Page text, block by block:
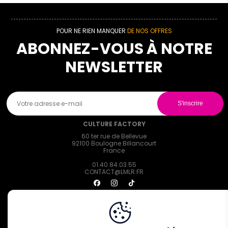
POUR NE RIEN MANQUER DE NOS OFFRES
ABONNEZ-VOUS À NOTRE
NEWSLETTER
CULTURE FACTORY
60 ter rue de Bellevue
92100 Boulogne Billancourt
France
01.40.84.03.55
CONTACT@LMLR.FR
Contactez-nous
Conditions générales de vente
Confidentialité des données